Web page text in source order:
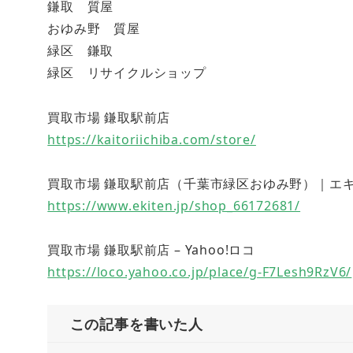
鎌取 質屋
おゆみ野 質屋
緑区 鎌取
緑区 リサイクルショップ
買取市場 鎌取駅前店
https://kaitoriichiba.com/store/
買取市場 鎌取駅前店（千葉市緑区おゆみ野）｜
https://www.ekiten.jp/shop_66172681/
買取市場 鎌取駅前店 – Yahoo!ロコ
https://loco.yahoo.co.jp/place/g-F7Lesh9RzV6/
この記事を書いた人